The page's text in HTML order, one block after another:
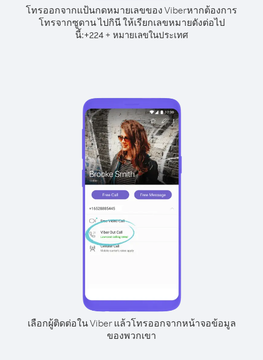
โทรออกจากแป้นกดหมายเลขของ Viberหากต้องการ
โทรจากซูดาน ไปกินี ให้เรียกเลขหมายดังต่อไป
นี้:+224+ หมายเลขในประเทศ
เลือกผู้ติดต่อใน Viber แล้วโทรออกจากหน้าจอข้อมูล
ของพวกเขา